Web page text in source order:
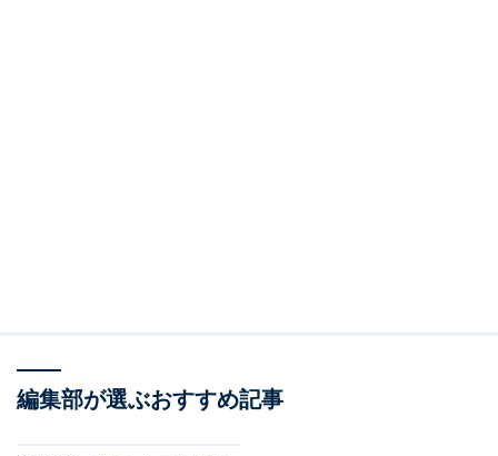
編集部が選ぶおすすめ記事